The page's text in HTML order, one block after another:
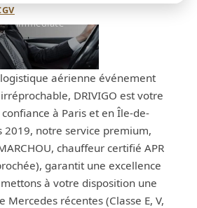
) · Paiement sécurisé · Confirmation
immédiate
aérienne événement
DRIVIGO est votre
à Paris et en Île-de-
2019, notre service premium,
chauffeur certifié APR
garantit une excellence
à votre disposition une
Mercedes récentes (Classe E, V,